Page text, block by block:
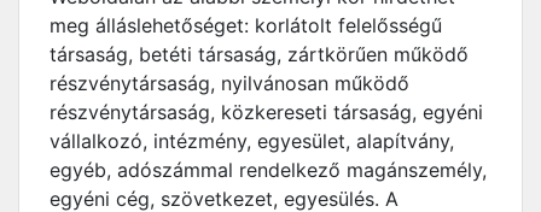
meg álláslehetőséget: korlátolt felelősségű
társaság, betéti társaság, zártkörűen működő
részvénytársaság, nyilvánosan működő
részvénytársaság, közkereseti társaság, egyéni
vállalkozó, intézmény, egyesület, alapítvány,
egyéb, adószámmal rendelkező magánszemély,
egyéni cég, szövetkezet, egyesülés. A